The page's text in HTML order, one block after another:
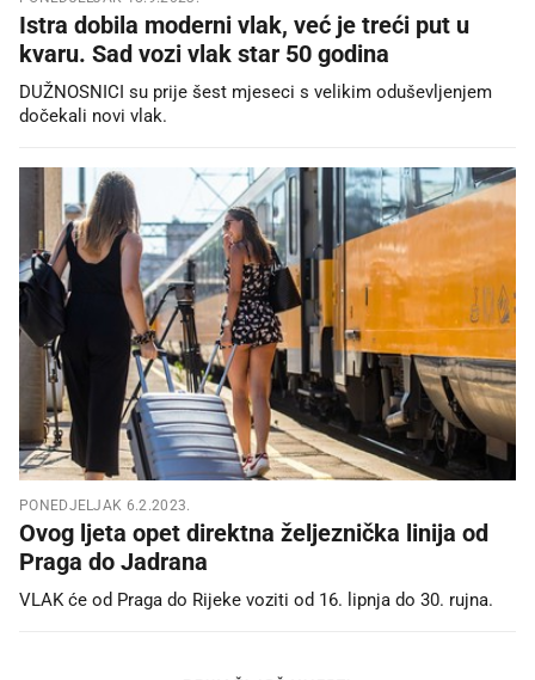
Istra dobila moderni vlak, već je treći put u
kvaru. Sad vozi vlak star 50 godina
DUŽNOSNICI su prije šest mjeseci s velikim oduševljenjem
dočekali novi vlak.
PONEDJELJAK 6.2.2023.
Ovog ljeta opet direktna željeznička linija od
Praga do Jadrana
VLAK će od Praga do Rijeke voziti od 16. lipnja do 30. rujna.